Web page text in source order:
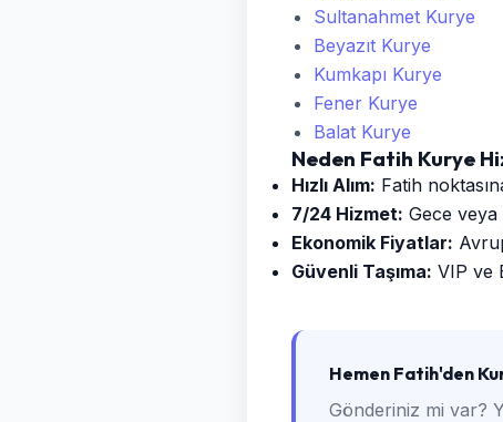
Sultanahmet Kurye
Beyazıt Kurye
Kumkapı Kurye
Fener Kurye
Balat Kurye
Neden Fatih Kurye
Hızlı Alım: Fatih
7/24 Hizmet: Gece veya
Ekonomik Fiyatlar:
Güvenli Taşıma: VIP ve
Hemen Fatih'den
Gönderiniz mi var?